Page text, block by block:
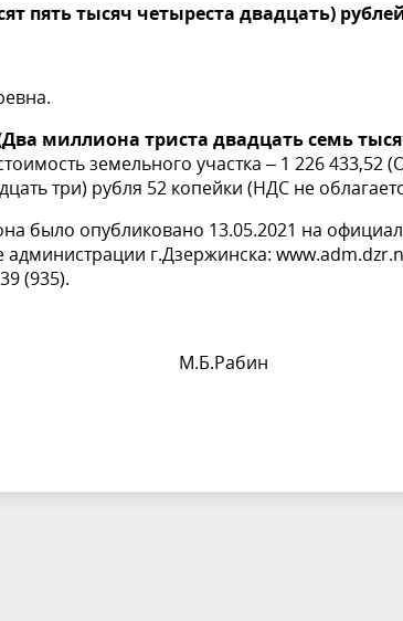
пять тысяч четыреста двадцать)
(Два миллиона триста двадцать семь
земельного участка – 1 226 433,52
три) рубля 52 копейки (НДС не
было опубликовано 13.05.2021 на
г.Дзержинска:
(935).
М.Б.Рабин